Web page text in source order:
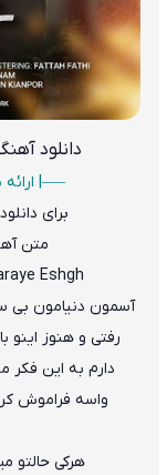
دانلود
—–|
برای
متن
Eshgh
آسمون دنیامون بی
رفتی و هنوز
دارم به این
واسه فراموش
هرکی حالتو